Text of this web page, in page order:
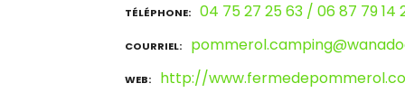
TÉLÉPHONE 04 75 27 25 63 / 06 87 79 14
COURRIEL
WEB http://